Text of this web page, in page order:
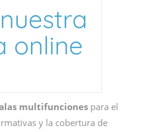
multifunciones para el
y la cobertura de